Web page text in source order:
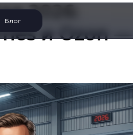
Блог2026:
и Ozon —